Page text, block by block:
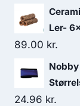
Ler-
89.00 kr.
24.96 kr.